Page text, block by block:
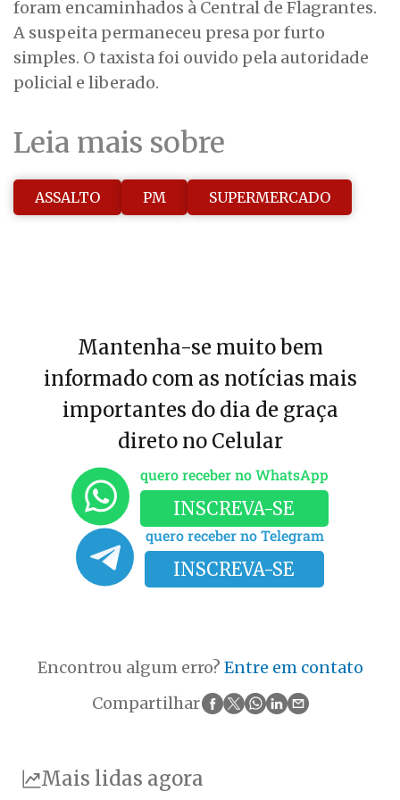
foram encaminhados à Central de Flagrantes.
A suspeita permaneceu presa por furto
simples. O taxista foi ouvido pela autoridade
policial e liberado.
Leia mais sobre
ASSALTO PM SUPERMERCADO
Mantenha-se muito bem
informado com as notícias mais
importantes do dia de graça
direto no Celular
quero receber no WhatsApp
INSCREVA-SE
quero receber no Telegram
INSCREVA-SE
Encontrou algum erro? Entre em contato
Compartilhar
Mais lidas agora